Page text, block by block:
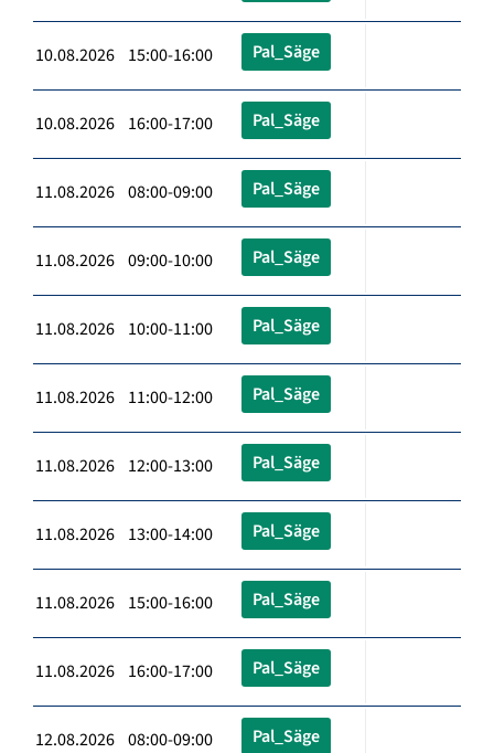
10.08.2026 15:00-16:00 Pal_Säge
10.08.2026 16:00-17:00 Pal_Säge
11.08.2026 08:00-09:00 Pal_Säge
11.08.2026 09:00-10:00 Pal_Säge
11.08.2026 10:00-11:00 Pal_Säge
11.08.2026 11:00-12:00 Pal_Säge
11.08.2026 12:00-13:00 Pal_Säge
11.08.2026 13:00-14:00 Pal_Säge
11.08.2026 15:00-16:00 Pal_Säge
11.08.2026 16:00-17:00 Pal_Säge
12.08.2026 08:00-09:00 Pal_Säge